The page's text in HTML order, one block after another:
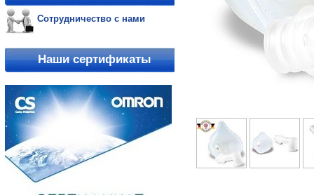
Сотрудничество с нами
Наши сертификаты